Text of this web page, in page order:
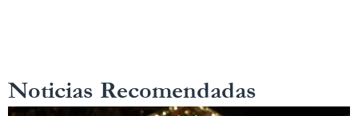
Noticias Recomendadas